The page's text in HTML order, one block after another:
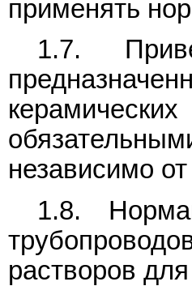
применять
1.7.
независимо
1.8.
растворов